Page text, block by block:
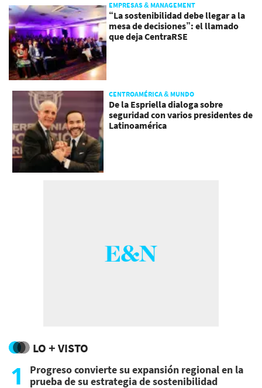
EMPRESAS & MANAGEMENT
“La sostenibilidad debe llegar a la
mesa de decisiones”: el llamado
que deja CentraRSE
CENTROAMÉRICA & MUNDO
De la Espriella dialoga sobre
seguridad con varios presidentes de
Latinoamérica
LO + VISTO
1
Progreso convierte su expansión regional en la
prueba de su estrategia de sostenibilidad